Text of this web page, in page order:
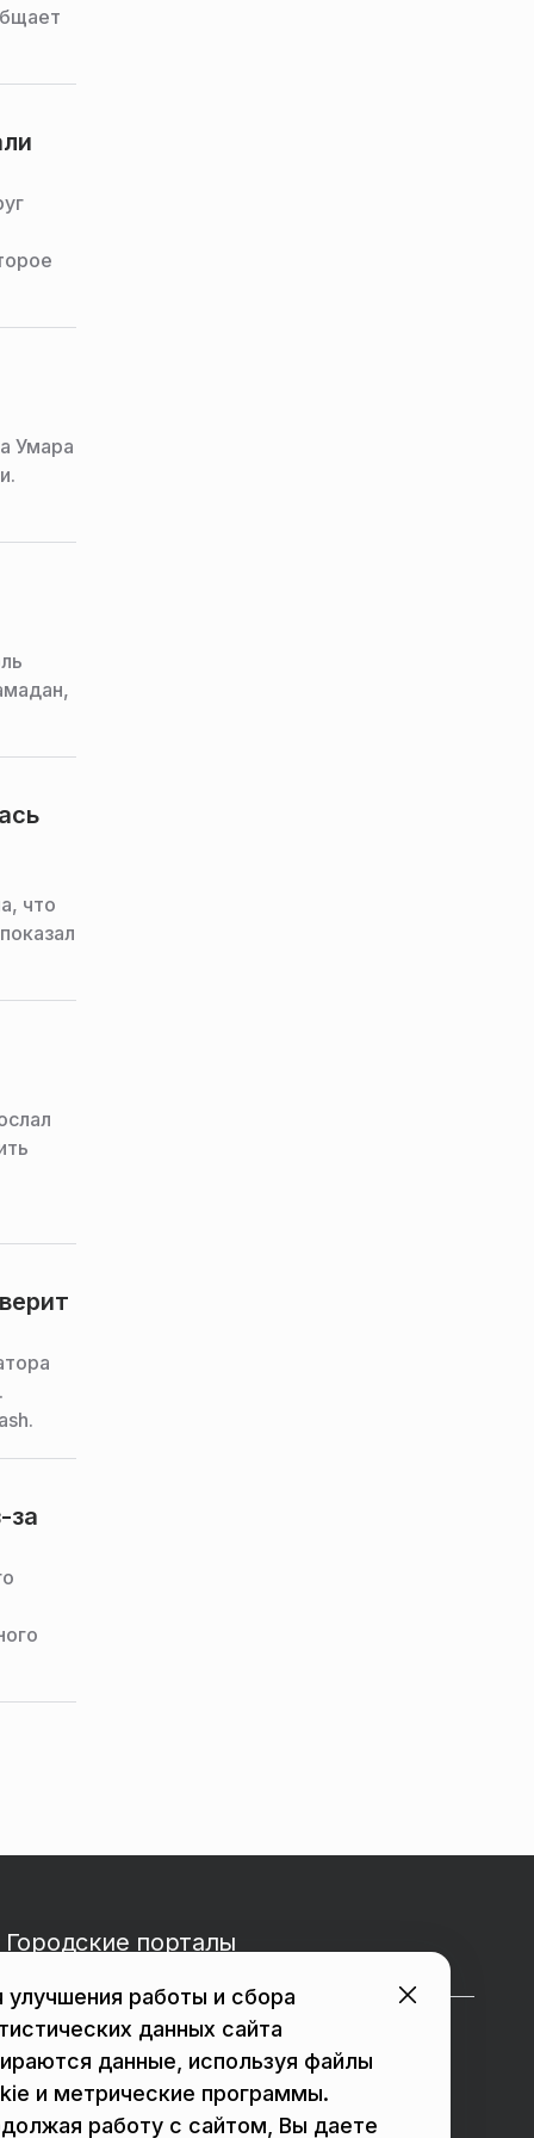
Умара
что
за
Городские порталы
в Реутове в Балашихе
улучшения работы и сбора
данных сайта
данные, используя файлы
и метрические программы.
работу с сайтом, Вы даете